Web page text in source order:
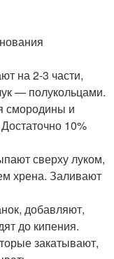
на 2-3 части,
— полукольцами.
смородины и
10%
сверху луком,
хрена. Заливают
добавляют,
до кипения.
закатывают,